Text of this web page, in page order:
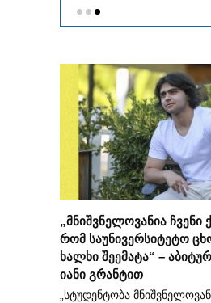
„მნიშვნელოვანია ჩვენი
რომ საუნივერსიტეტო
ხალხი შეემატა“ –
იანი გრანტით
„სტუდენტობა